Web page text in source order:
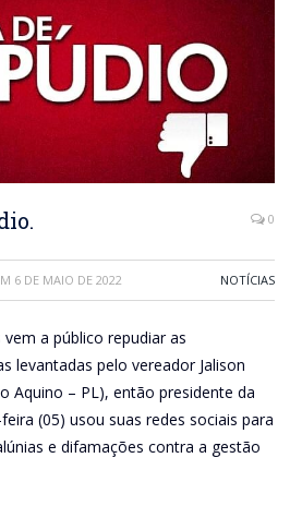
0
6 DE MAIO DE 2022 NOTÍCIAS
a público repudiar as
levantadas pelo vereador Jalison
Aquino – PL), então presidente da
(05) usou suas redes sociais para
e difamações contra a gestão